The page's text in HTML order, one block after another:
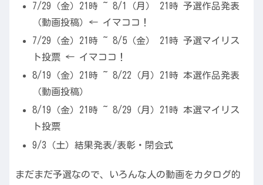
7/29（金）21時 ~ 8/1（月） 21時 予選作品発表
（動画投稿）← イマココ！
7/29（金）21時 ~ 8/5（金） 21時 予選マイリス
ト投票 ← イマココ！
8/19（金）21時 ~ 8/22（月）21時 本選作品発表
（動画投稿）
8/19（金）21時 ~ 8/29（月）21時 本選マイリス
ト投票
9/3（土）結果発表/表彰・閉会式
まだまだ予選なので、いろんな人の動画をカタログ的